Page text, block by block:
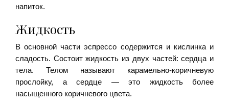
напиток.
Жидкость
В основной части эспрессо содержится и кислинка и
сладость. Состоит жидкость из двух частей: сердца и
тела. Телом называют карамельно-коричневую
прослойку, а сердце — это жидкость более
насыщенного коричневого цвета.